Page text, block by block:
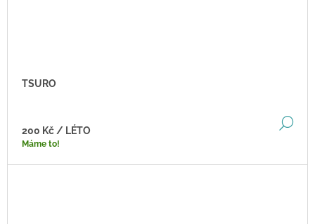
TSURO
200 Kč/ LÉTO
Máme to!